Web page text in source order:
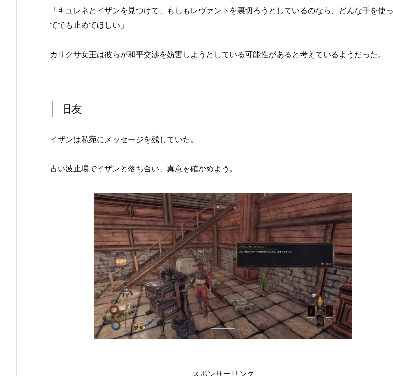
「キュレネとイザンを見つけて、もしもレヴァントを裏切ろうとしているのなら、どんな手を使っ
てでも止めてほしい」
カリクサ女王は彼らが和平交渉を妨害しようとしている可能性があると考えているようだった。
旧友
イザンは私宛にメッセージを残していた。
古い波止場でイザンと落ち合い、真意を確かめよう。
スポンサーリンク